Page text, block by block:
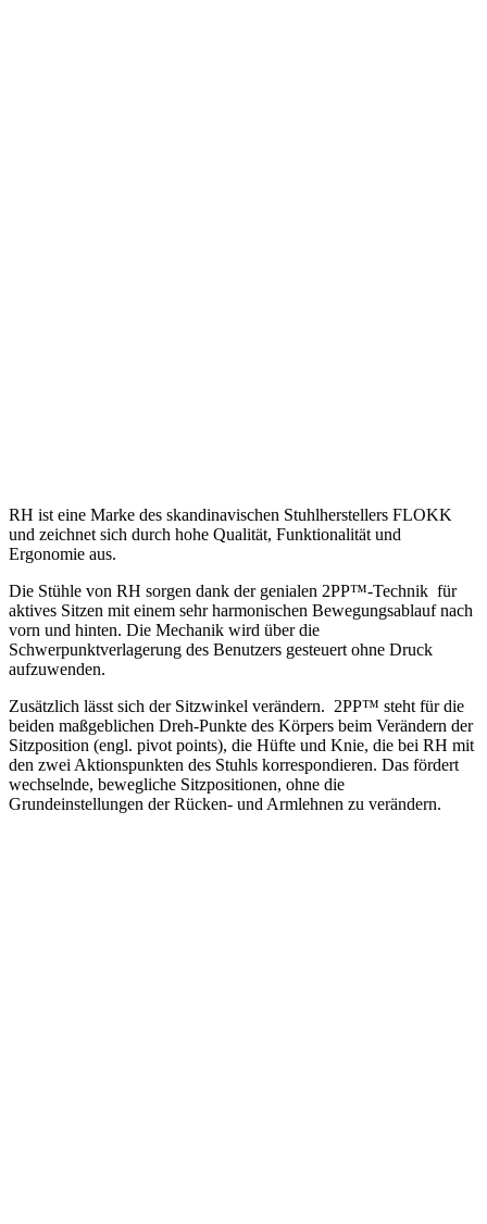
RH ist eine Marke des skandinavischen Stuhlherstellers FLOKK
und zeichnet sich durch hohe Qualität, Funktionalität und
Ergonomie aus.
Die Stühle von RH sorgen dank der genialen 2PP™-Technik für
aktives Sitzen mit einem sehr harmonischen Bewegungsablauf nach
vorn und hinten. Die Mechanik wird über die
Schwerpunktverlagerung des Benutzers gesteuert ohne Druck
aufzuwenden.
Zusätzlich lässt sich der Sitzwinkel verändern. 2PP™ steht für die
beiden maßgeblichen Dreh-Punkte des Körpers beim Verändern der
Sitzposition (engl. pivot points), die Hüfte und Knie, die bei RH mit
den zwei Aktionspunkten des Stuhls korrespondieren. Das fördert
wechselnde, bewegliche Sitzpositionen, ohne die
Grundeinstellungen der Rücken- und Armlehnen zu verändern.